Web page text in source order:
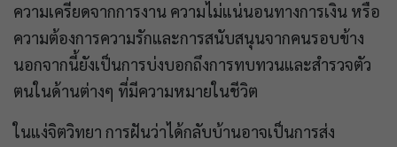
ความเครียดจากการงาน ความไม่แน่นอนทางการเงิน หรือ
ความต้องการความรักและการสนับสนุนจากคนรอบข้าง
นอกจากนี้ยังเป็นการบ่งบอกถึงการทบทวนและสำรวจตัว
ตนในด้านต่างๆ ที่มีความหมายในชีวิต
ในแง่จิตวิทยา การฝันว่าได้กลับบ้านอาจเป็นการส่ง